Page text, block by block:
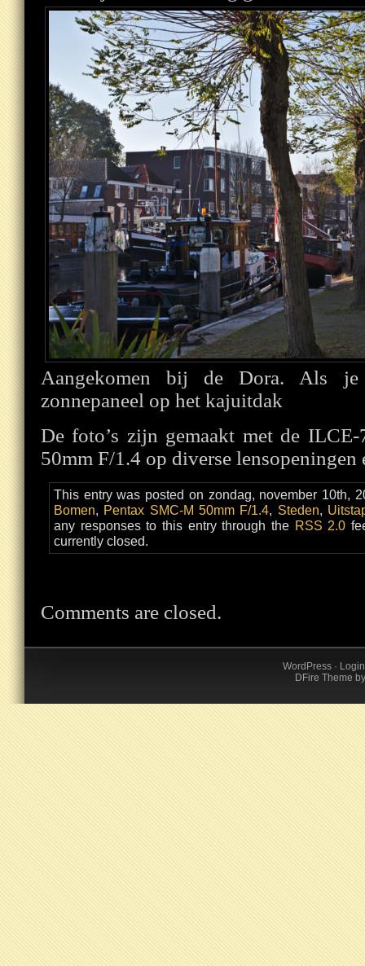
Aangekomen bij de Dora. Als
zonnepaneel op het kajuitdak
De foto’s zijn gemaakt met de
50mm F/1.4 op diverse lensopeningen
This entry was posted on zondag, november 10th,
Bomen, Pentax SMC-M 50mm F/1.4, Steden,
any responses to this entry through the RSS 2.0
currently closed.
Comments are closed.
WordPress· Login
DFire Theme